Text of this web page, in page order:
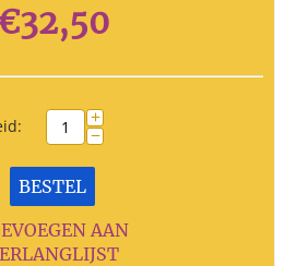
32,50
+
−
BESTEL
AAN